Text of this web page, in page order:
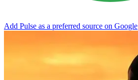
Add Pulse as a preferred source on Google